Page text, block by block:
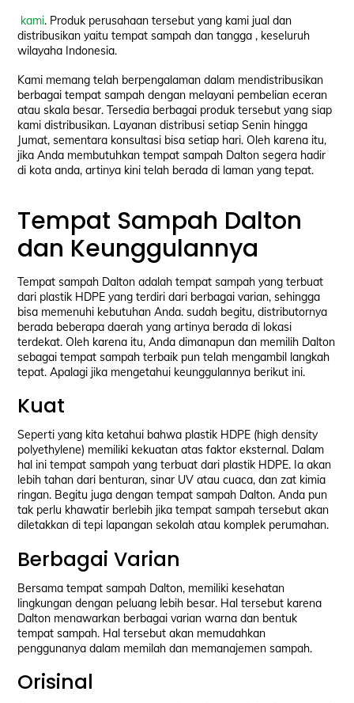
kami. Produk perusahaan tersebut yang kami jual dan
distribusikan yaitu tempat sampah dan tangga , keseluruh
wilayaha Indonesia.
Kami memang telah berpengalaman dalam mendistribusikan
berbagai tempat sampah dengan melayani pembelian eceran
atau skala besar. Tersedia berbagai produk tersebut yang siap
kami distribusikan. Layanan distribusi setiap Senin hingga
Jumat, sementara konsultasi bisa setiap hari. Oleh karena itu,
jika Anda membutuhkan tempat sampah Dalton segera hadir
di kota anda, artinya kini telah berada di laman yang tepat.
Tempat Sampah Dalton
dan Keunggulannya
Tempat sampah Dalton adalah tempat sampah yang terbuat
dari plastik HDPE yang terdiri dari berbagai varian, sehingga
bisa memenuhi kebutuhan Anda. sudah begitu, distributornya
berada beberapa daerah yang artinya berada di lokasi
terdekat. Oleh karena itu, Anda dimanapun dan memilih Dalton
sebagai tempat sampah terbaik pun telah mengambil langkah
tepat. Apalagi jika mengetahui keunggulannya berikut ini.
Kuat
Seperti yang kita ketahui bahwa plastik HDPE (high density
polyethylene) memiliki kekuatan atas faktor eksternal. Dalam
hal ini tempat sampah yang terbuat dari plastik HDPE. Ia akan
lebih tahan dari benturan, sinar UV atau cuaca, dan zat kimia
ringan. Begitu juga dengan tempat sampah Dalton. Anda pun
tak perlu khawatir berlebih jika tempat sampah tersebut akan
diletakkan di tepi lapangan sekolah atau komplek perumahan.
Berbagai Varian
Bersama tempat sampah Dalton, memiliki kesehatan
lingkungan dengan peluang lebih besar. Hal tersebut karena
Dalton menawarkan berbagai varian warna dan bentuk
tempat sampah. Hal tersebut akan memudahkan
penggunanya dalam memilah dan memanajemen sampah.
Orisinal